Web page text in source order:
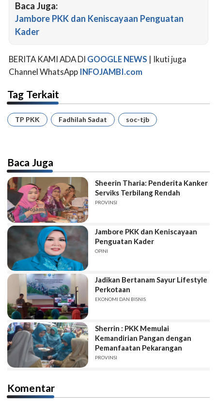
Baca Juga:
Jambore PKK dan Keniscayaan Penguatan
Kader
BERITA KAMI ADA DI GOOGLE NEWS | Ikuti juga
Channel WhatsApp INFOJAMBI.com
Tag Terkait
TP PKK Fadhilah Sadat soc-tjb
Baca Juga
Sheerin Tharia: Penderita Kanker
Serviks Terbilang Rendah
PROVINSI
Jambore PKK dan Keniscayaan
Penguatan Kader
OPINI
Jadikan Bertanam Sayur Lifestyle
Perkotaan
EKONOMI DAN BISNIS
Sherrin : PKK Memulai
Kemandirian Pangan dengan
Pemanfaatan Pekarangan
PROVINSI
Komentar